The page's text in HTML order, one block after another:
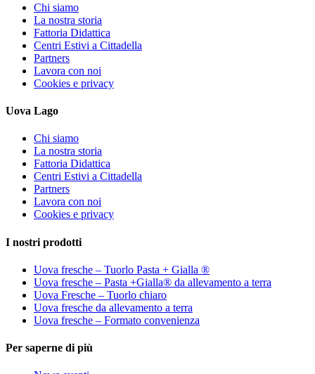
Chi siamo
La nostra storia
Fattoria Didattica
Centri Estivi a Cittadella
Partners
Lavora con noi
Cookies e privacy
Uova Lago
Chi siamo
La nostra storia
Fattoria Didattica
Centri Estivi a Cittadella
Partners
Lavora con noi
Cookies e privacy
I nostri prodotti
Uova fresche – Tuorlo Pasta + Gialla ®
Uova fresche – Pasta +Gialla® da allevamento a terra
Uova Fresche – Tuorlo chiaro
Uova fresche da allevamento a terra
Uova fresche – Formato convenienza
Per saperne di più